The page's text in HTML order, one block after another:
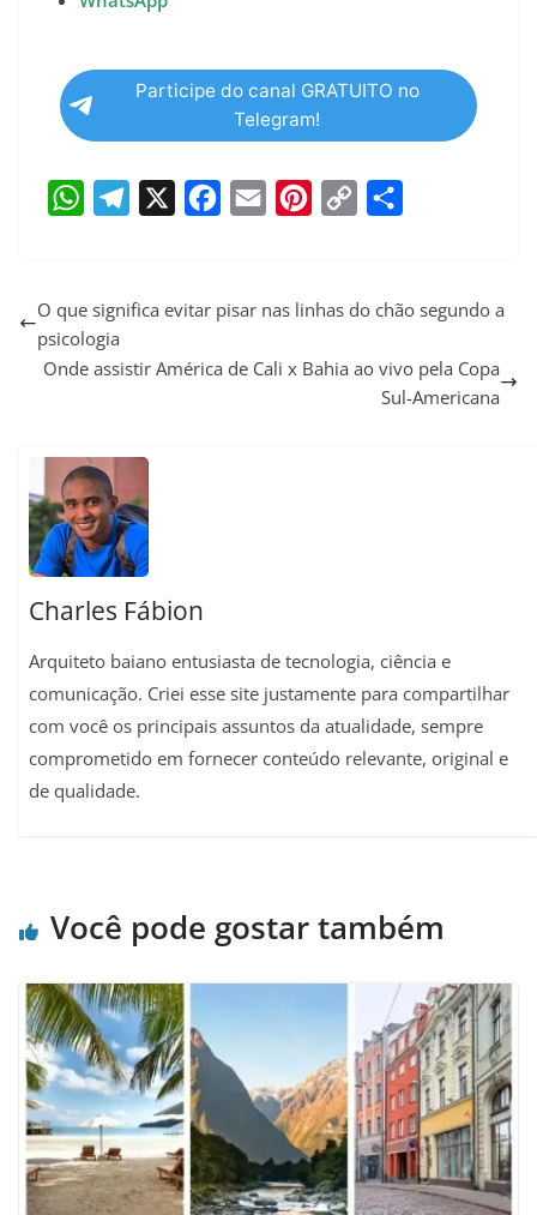
Participe do canal GRATUITO no
Telegram!
a
t
s
p
l
e
g
m
c
b
a
l
n
e
p
L
a
e
O que significa evitar pisar nas linhas do chão segundo a
psicologia
Onde assistir América de Cali x Bahia ao vivo pela Copa
Sul-Americana
Charles Fábion
Arquiteto baiano entusiasta de tecnologia, ciência e
comunicação. Criei esse site justamente para compartilhar
com você os principais assuntos da atualidade, sempre
comprometido em fornecer conteúdo relevante, original e
de qualidade.
Você pode gostar também